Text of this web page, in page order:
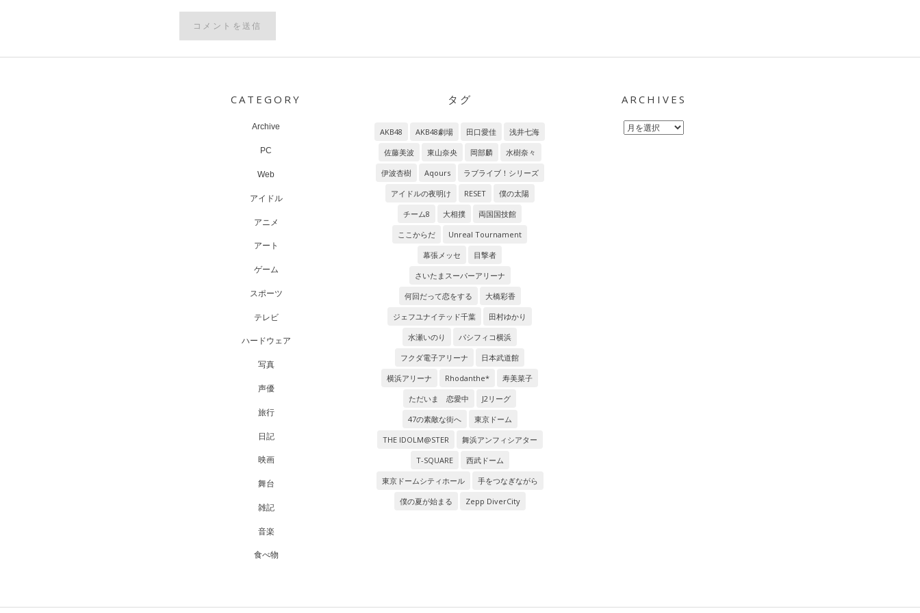
CATEGORY
Archive
PC
Web
アイドル
アニメ
アート
ゲーム
スポーツ
テレビ
ハードウェア
写真
声優
旅行
日記
映画
舞台
雑記
音楽
食べ物
タグ
AKB48 AKB48劇場 田口愛佳
浅井七海
佐藤美波
東山奈央 岡部麟
水樹奈々
伊波杏樹
Aqours
ラブライブ！シリーズ
アイドルの夜明け
RESET
僕の太陽
チーム8
大相撲
両国国技館
ここからだ
Unreal Tournament
幕張メッセ
目撃者
さいたまスーパーアリーナ
何回だって恋をする
大橋彩香
ジェフユナイテッド千葉
田村ゆかり
水瀬いのり
パシフィコ横浜
フクダ電子アリーナ
日本武道館
横浜アリーナ
Rhodanthe*
寿美菜子
ただいま 恋愛中
J2リーグ
47の素敵な街へ
東京ドーム
THE IDOLM@STER
舞浜アンフィシアター
T-SQUARE
西武ドーム
東京ドームシティホール
手をつなぎながら
僕の夏が始まる
Zepp DiverCity
ARCHIVES
Archives